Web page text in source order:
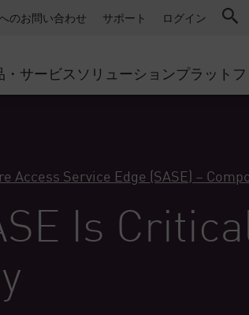
・サービス
ス
ソリューション
IoTセキュリティソリューシ
Secure Access Service Edge
脅威ハンティング
プラット
サービスとしてのマネージドファイアウォール
ビス
のお問い合わせ サポート ログイン
Access Service Edge (SASE) –
Is